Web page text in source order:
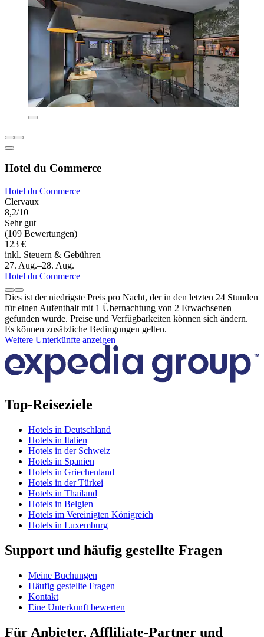
Hotel du Commerce
Hotel du Commerce
Clervaux
8,2/10
Sehr gut
(109 Bewertungen)
123 €
inkl. Steuern & Gebühren
27. Aug.–28. Aug.
Hotel du Commerce
Dies ist der niedrigste Preis pro Nacht, der in den letzten 24 Stunden
für einen Aufenthalt mit 1 Übernachtung von 2 Erwachsenen
gefunden wurde. Preise und Verfügbarkeiten können sich ändern.
Es können zusätzliche Bedingungen gelten.
Weitere Unterkünfte anzeigen
Top-Reiseziele
Hotels in Deutschland
Hotels in Italien
Hotels in der Schweiz
Hotels in Spanien
Hotels in Griechenland
Hotels in der Türkei
Hotels in Thailand
Hotels in Belgien
Hotels im Vereinigten Königreich
Hotels in Luxemburg
Support und häufig gestellte Fragen
Meine Buchungen
Häufig gestellte Fragen
Kontakt
Eine Unterkunft bewerten
Für Anbieter, Affliliate-Partner und